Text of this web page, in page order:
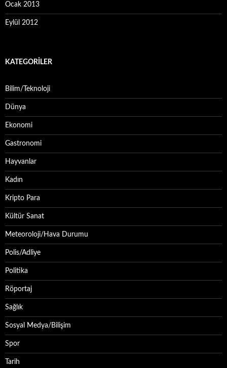
Ocak 2013
Eylül 2012
KATEGORILER
Bilim/Teknoloji
Dünya
Ekonomi
Gastronomi
Hayvanlar
Kadın
Kripto Para
Kültür Sanat
Meteoroloji/Hava Durumu
Polis/Adliye
Politika
Röportaj
Sağlık
Sosyal Medya/Bilişim
Spor
Tarih